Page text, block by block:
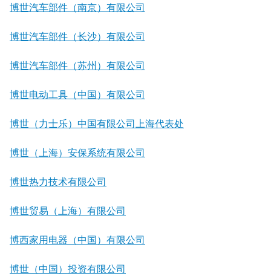
博世汽车部件（南京）有限公司
博世汽车部件（长沙）有限公司
博世汽车部件（苏州）有限公司
博世电动工具（中国）有限公司
博世（力士乐）中国有限公司上海代表处
博世（上海）安保系统有限公司
博世热力技术有限公司
博世贸易（上海）有限公司
博西家用电器（中国）有限公司
博世（中国）投资有限公司